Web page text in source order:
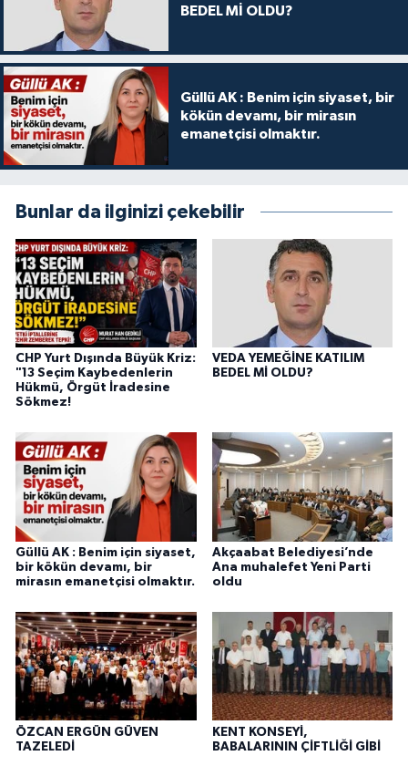
BEDEL Mİ OLDU?
Güllü AK : Benim için siyaset, bir
kökün devamı, bir mirasın
emanetçisi olmaktır.
Bunlar da ilginizi çekebilir
CHP Yurt Dışında Büyük Kriz:
"13 Seçim Kaybedenlerin
Hükmü, Örgüt İradesine
Sökmez!
VEDA YEMEĞİNE KATILIM
BEDEL Mİ OLDU?
Güllü AK : Benim için siyaset,
bir kökün devamı, bir
mirasın emanetçisi olmaktır.
Akçaabat Belediyesi’nde
Ana muhalefet Yeni Parti
oldu
ÖZCAN ERGÜN GÜVEN
TAZELEDİ
KENT KONSEYİ,
BABALARININ ÇİFTLİĞİ GİBİ